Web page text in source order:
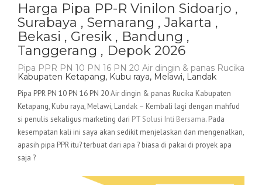
Harga Pipa PP-R Vinilon Sidoarjo ,
Surabaya , Semarang , Jakarta ,
Bekasi , Gresik , Bandung ,
Tanggerang , Depok 2026
Pipa PPR PN 10 PN 16 PN 20 Air dingin & panas Rucika
Kabupaten Ketapang, Kubu raya, Melawi, Landak
Pipa PPR PN 10 PN 16 PN 20 Air dingin & panas Rucika Kabupaten
Ketapang, Kubu raya, Melawi, Landak – Kembali lagi dengan mahfud
si penulis sekaligus marketing dari PT Solusi Inti Bersama. Pada
kesempatan kali ini saya akan sedikit menjelaskan dan mengenalkan,
apasih pipa PPR itu? terbuat dari apa ? biasa di pakai di proyek apa
saja ?